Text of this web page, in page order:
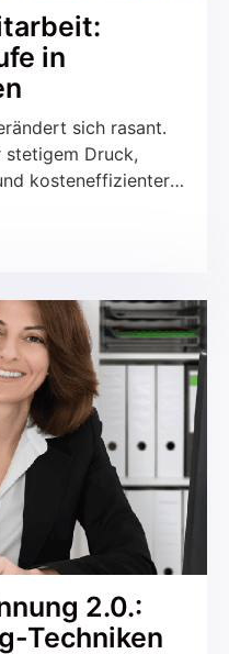
in
sich rasant.
stetigem Druck,
kosteneffizienter
oder
können
werden?
liegt […]
2.0.:
Techniken